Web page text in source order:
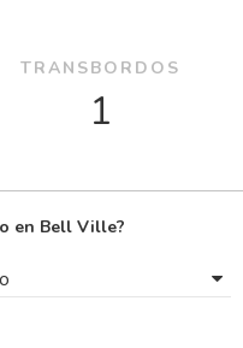
TRANSBORDOS
1
en Bell Ville?